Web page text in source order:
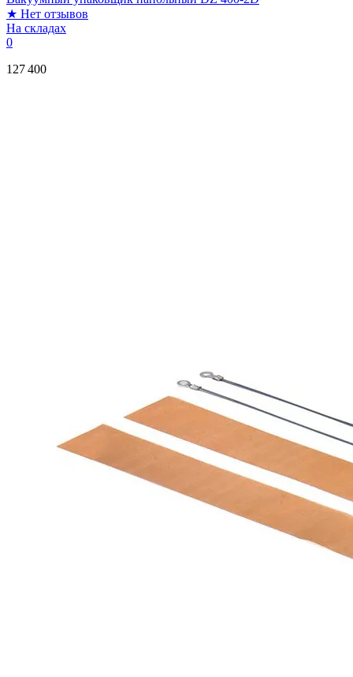
★ Нет отзывов
На складах
0
127 400